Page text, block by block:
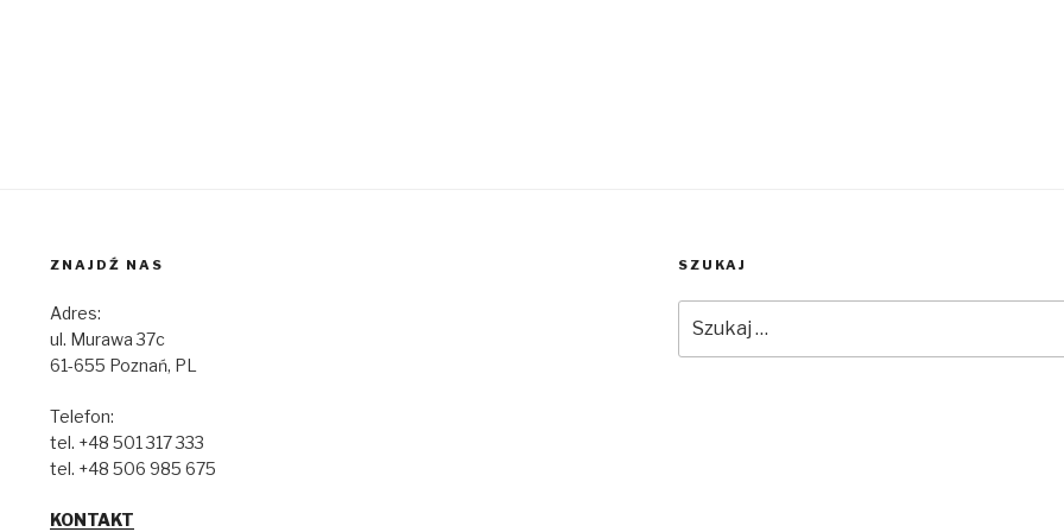
ZNAJDŹ NAS
Adres:
ul. Murawa 37c
61-655 Poznań, PL
Telefon:
tel. +48 501 317 333
tel. +48 506 985 675
KONTAKT
SZUKAJ